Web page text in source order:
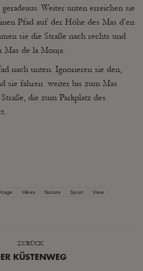
Weiter unten erreichen sie
Pfad auf der Höhe des Mas d’en
sie die Straße nach rechts und
Mas de la Monja.
nach unten. Ignorieren sie den,
sie fahren weiter bis zum Mas
die zum Parkplatz des
Hikes Nature Sport View
ZURÜCK
Vorheriger
KÜSTENWEG